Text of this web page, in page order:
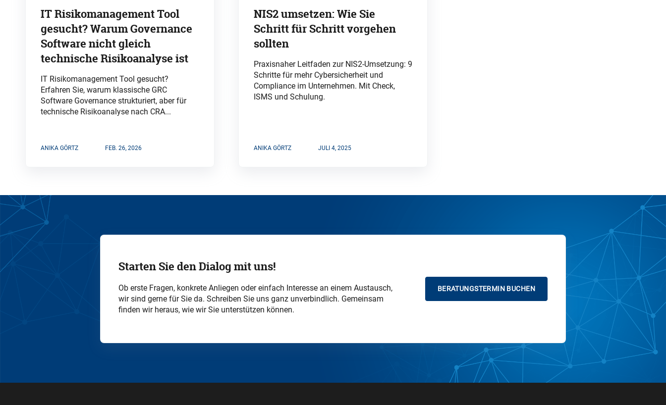
IT Risikomanagement Tool
gesucht? Warum Governance
Software nicht gleich
technische Risikoanalyse ist
IT Risikomanagement Tool gesucht?
Erfahren Sie, warum klassische GRC
Software Governance strukturiert, aber für
technische Risikoanalyse nach CRA...
ANIKA GÖRTZ FEB. 26, 2026
NIS2 umsetzen: Wie Sie
Schritt für Schritt vorgehen
sollten
Praxisnaher Leitfaden zur NIS2-Umsetzung: 9
Schritte für mehr Cybersicherheit und
Compliance im Unternehmen. Mit Check,
ISMS und Schulung.
ANIKA GÖRTZ JULI 4, 2025
Starten Sie den Dialog mit uns!
Ob erste Fragen, konkrete Anliegen oder einfach Interesse an einem Austausch,
wir sind gerne für Sie da. Schreiben Sie uns ganz unverbindlich. Gemeinsam
finden wir heraus, wie wir Sie unterstützen können.
BERATUNGSTERMIN BUCHEN